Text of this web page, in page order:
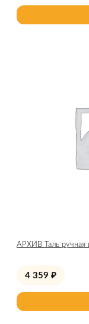
АРХИВ Таль
4 359 ₽